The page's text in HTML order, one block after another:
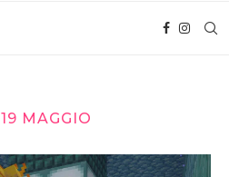
19 MAGGIO